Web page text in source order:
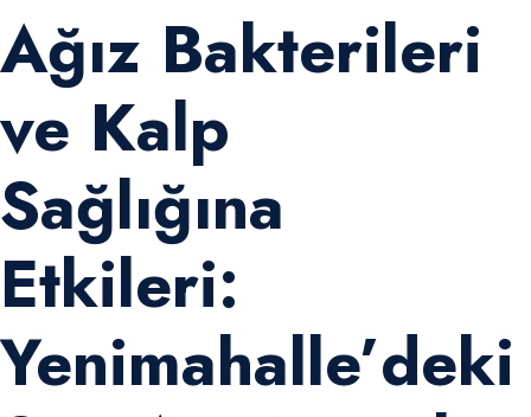
Ağız Bakterileri
ve Kalp
Sağlığına
Etkileri:
Yenimahalle’deki